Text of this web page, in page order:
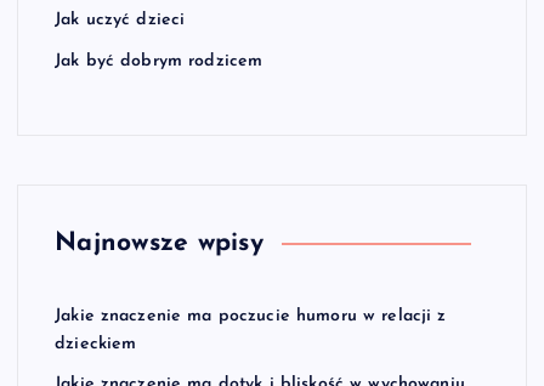
Jak uczyć dzieci
Jak być dobrym rodzicem
Najnowsze wpisy
Jakie znaczenie ma poczucie humoru w relacji z
dzieckiem